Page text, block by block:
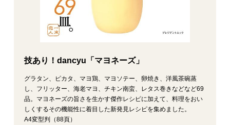
技あり！dancyu「マヨネーズ」
グラタン、ピカタ、マヨ鶏、マヨソテー、卵焼き、洋風茶碗蒸
し、フリッター、海老マヨ、チキン南蛮、レタス巻きなどなど69
品。マヨネーズの旨さを生かす傑作レシピに加えて、料理をおい
しくするその機能性に着目した新発見レシピを集めました。
A4変型判（88頁）